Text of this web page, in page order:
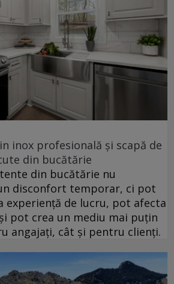
inox profesională și scapă de
din bucătărie
din bucătărie nu
disconfort temporar, ci pot
experiență de lucru, pot afecta
pot crea un mediu mai puțin
angajați, cât și pentru clienți.